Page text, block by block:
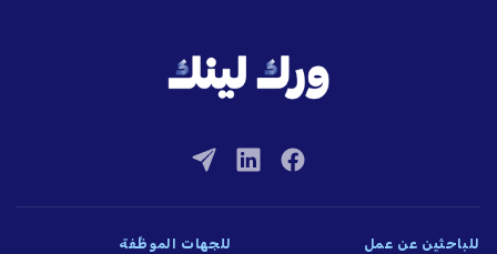
للباحثين عن عمل للجهات الموظِّفة